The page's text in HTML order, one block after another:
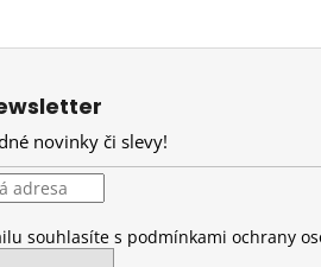
novinky či slevy!
souhlasíte s podmínkami ochrany